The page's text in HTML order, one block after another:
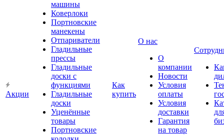
Акции
машины
Коверлоки
Портновские
манекены
Отпариватели
Гладильные
прессы
Гладильные
доски с
функциями
Гладильные
доски
Уценённые
товары
Портновские
Как
купить
О нас
О
компании
Новости
Условия
оплаты
Условия
доставки
Гарантия
на товар